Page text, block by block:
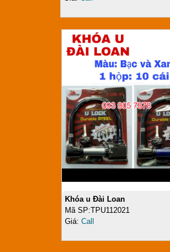
Khóa u Đài Loan
Mã SP:TPU112021
Giá:Call